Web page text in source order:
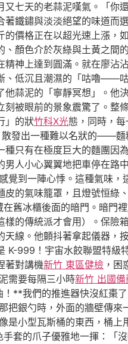
七天的老蒜泥嘆氣。「你
鐵鏽與淡淡絕望的味道而
價格正在以超光速上漲，
顏色介於灰綠與土黃之間
神上達到圓滿。就在廖沾
、低沉且潮濕的「咕嚕
蒜泥的「寧靜冥想」。他
被眼前的景象震驚了。整
」的狀竹科X光態，同時，
散發出一種難以名狀的——麵
只有在極度巨大的麵團因
人小心翼翼地把車停在路
覺到一陣心悸。這種氣味
的氣味籠罩，且燈號恒綠
舊冰櫃後面的暗門。暗門
的傳統派才會用）。保險
天線。他顫抖著拿起儀器
K-999！宇宙水餃聯盟特級
著對講機新竹 東區健檢 ，困
需要每隔三小時新竹 出國備
**我們的推進器快沒紅棗
把銀勺時，外面的牆壁傳來
是小型瓦斯桶的東西，桶上
的爪子優雅地一揮：「